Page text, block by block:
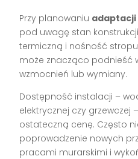
Przy planowaniu adaptacji
pod uwagę stan
termiczną i nośność
może znacząco podnieść
wzmocnień lub wymiany.
Dostępność instalacji –
elektrycznej czy grzewczej
ostateczną cenę. Często
poprowadzenie nowych
pracami murarskimi i